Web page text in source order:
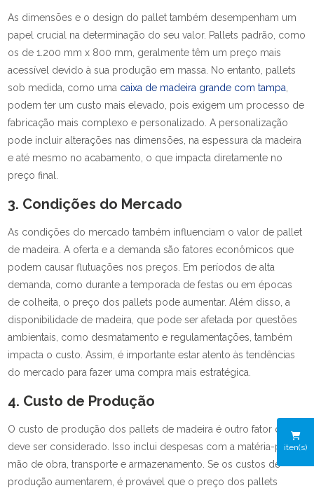
iten(s)
As dimensões e o design do pallet também desempenham um
papel crucial na determinação do seu valor. Pallets padrão, como
os de 1.200 mm x 800 mm, geralmente têm um preço mais
acessível devido à sua produção em massa. No entanto, pallets
sob medida, como uma caixa de madeira grande com tampa
podem ter um custo mais elevado, pois exigem um processo de
fabricação mais complexo e personalizado. A personalização
pode incluir alterações nas dimensões, na espessura da madeira
e até mesmo no acabamento, o que impacta diretamente no
preço final.
3. Condições do Mercado
As condições do mercado também influenciam o valor de pallet
de madeira. A oferta e a demanda são fatores econômicos que
podem causar flutuações nos preços. Em períodos de alta
demanda, como durante a temporada de festas ou em épocas
de colheita, o preço dos pallets pode aumentar. Além disso, a
disponibilidade de madeira, que pode ser afetada por questões
ambientais, como desmatamento e regulamentações, também
impacta o custo. Assim, é importante estar atento às tendências
do mercado para fazer uma compra mais estratégica.
4. Custo de Produção
O custo de produção dos pallets de madeira é outro fator que
deve ser considerado. Isso inclui despesas com a matéria-prima,
mão de obra, transporte e armazenamento. Se os custos de
produção aumentarem, é provável que o preço dos pallets